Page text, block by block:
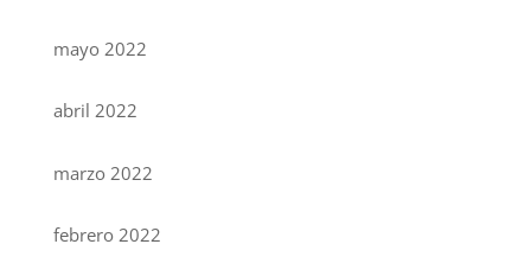
mayo 2022
abril 2022
marzo 2022
febrero 2022